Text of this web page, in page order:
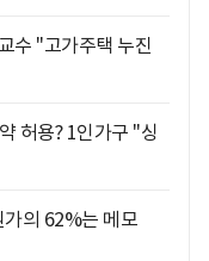
수 "고가주택 누진
허용? 1인가구 "싱
가의 62%는 메모